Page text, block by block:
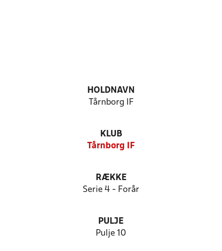
HOLDNAVN
Tårnborg IF
KLUB
Tårnborg IF
RÆKKE
Serie 4 - Forår
PULJE
Pulje 10